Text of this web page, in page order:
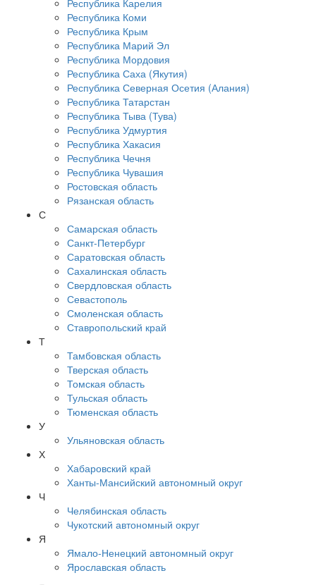
Республика Карелия
Республика Коми
Республика Крым
Республика Марий Эл
Республика Мордовия
Республика Саха (Якутия)
Республика Северная Осетия (Алания)
Республика Татарстан
Республика Тыва (Тува)
Республика Удмуртия
Республика Хакасия
Республика Чечня
Республика Чувашия
Ростовская область
Рязанская область
С
Самарская область
Санкт-Петербург
Саратовская область
Сахалинская область
Свердловская область
Севастополь
Смоленская область
Ставропольский край
Т
Тамбовская область
Тверская область
Томская область
Тульская область
Тюменская область
У
Ульяновская область
Х
Хабаровский край
Ханты-Мансийский автономный округ
Ч
Челябинская область
Чукотский автономный округ
Я
Ямало-Ненецкий автономный округ
Ярославская область